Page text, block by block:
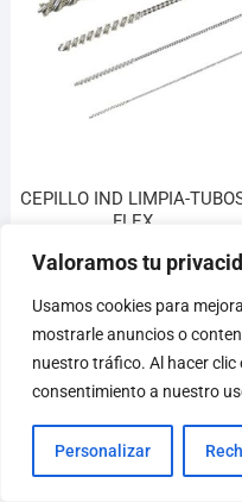
Valoramos tu
Usamos cookies para
mostrarle anuncios o
nuestro tráfico. Al hacer clic
consentimiento a nuestro
Personalizar
CEPILLO IND LIMPIA-
FLEX
17,00€
Añadir al carrito